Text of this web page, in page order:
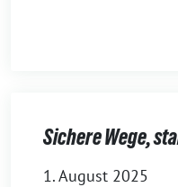
Sichere Wege,
1. August 2025